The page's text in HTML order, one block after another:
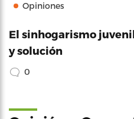
Opiniones
El sinhogarismo
y solución
0